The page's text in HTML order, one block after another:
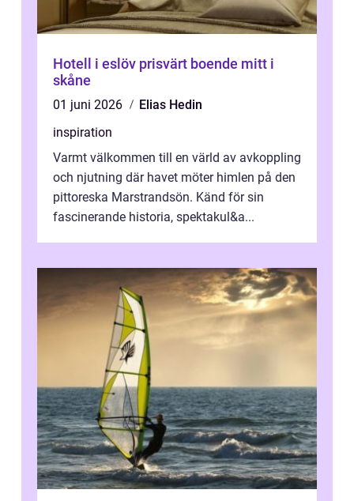
Hotell i eslöv prisvärt boende mitt i
skåne
01 juni 2026
Elias Hedin
inspiration
Varmt välkommen till en värld av avkoppling
och njutning där havet möter himlen på den
pittoreska Marstrandsön. Känd för sin
fascinerande historia, spektakul&a...